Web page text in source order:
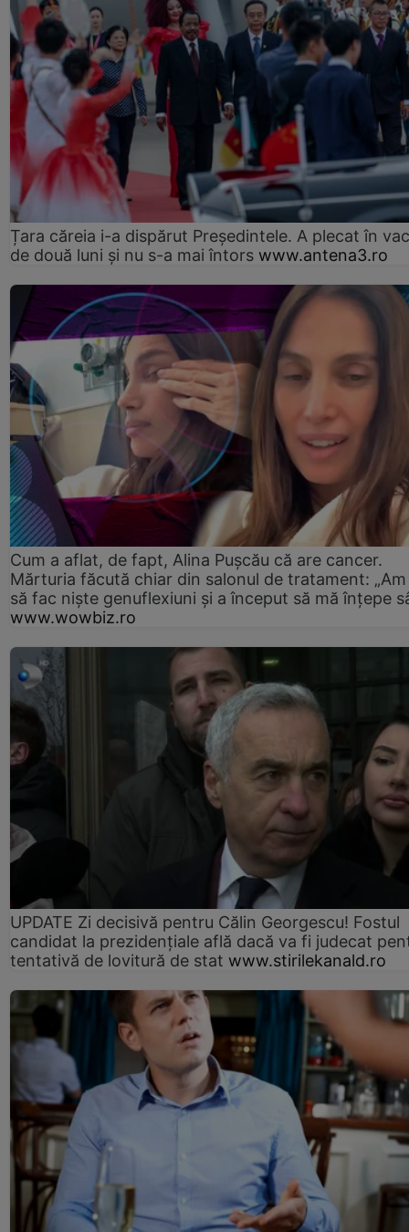
Țara căreia i-a dispărut Președintele. A plecat în
de două luni și nu s-a mai întors www.antena3.ro
Cum a aflat, de fapt, Alina Pușcău că are cancer.
Mărturia făcută chiar din salonul de tratament:
să fac niște genuflexiuni și a început să mă înțepe
www.wowbiz.ro
UPDATE Zi decisivă pentru Călin Georgescu! Fostul
candidat la prezidențiale află dacă va fi judecat
tentativă de lovitură de stat www.stirilekanald.ro